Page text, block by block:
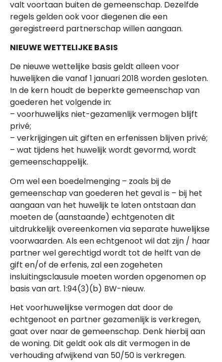
valt voortaan buiten de gemeenschap. Dezelfde
regels gelden ook voor diegenen die een
geregistreerd partnerschap willen aangaan.
NIEUWE WETTELIJKE BASIS
De nieuwe wettelijke basis geldt alleen voor
huwelijken die vanaf 1 januari 2018 worden gesloten.
In de kern houdt de beperkte gemeenschap van
goederen het volgende in:
– voorhuwelijks niet-gezamenlijk vermogen blijft
privé;
– verkrijgingen uit giften en erfenissen blijven privé;
– wat tijdens het huwelijk wordt gevormd, wordt
gemeenschappelijk.
Om wel een boedelmenging – zoals bij de
gemeenschap van goederen het geval is – bij het
aangaan van het huwelijk te laten ontstaan dan
moeten de (aanstaande) echtgenoten dit
uitdrukkelijk overeenkomen via separate huwelijkse
voorwaarden. Als een echtgenoot wil dat zijn / haar
partner wel gerechtigd wordt tot de helft van de
gift en/of de erfenis, zal een zogeheten
insluitingsclausule moeten worden opgenomen op
basis van art. 1:94(3)(b) BW-nieuw.
Het voorhuwelijkse vermogen dat door de
echtgenoot en partner gezamenlijk is verkregen,
gaat over naar de gemeenschap. Denk hierbij aan
de woning. Dit geldt ook als dit vermogen in de
verhouding afwijkend van 50/50 is verkregen.